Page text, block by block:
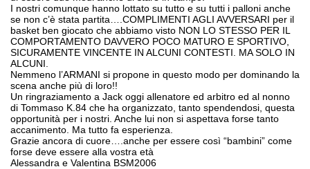
I nostri comunque hanno lottato su tutto e su tutti i palloni anche
se non c’è stata partita….COMPLIMENTI AGLI AVVERSARI per il
basket ben giocato che abbiamo visto NON LO STESSO PER IL
COMPORTAMENTO DAVVERO POCO MATURO E SPORTIVO,
SICURAMENTE VINCENTE IN ALCUNI CONTESTI. MA SOLO IN
ALCUNI.
Nemmeno l’ARMANI si propone in questo modo per dominando la
scena anche più di loro!!
Un ringraziamento a Jack oggi allenatore ed arbitro ed al nonno
di Tommaso K.84 che ha organizzato, tanto spendendosi, questa
opportunità per i nostri. Anche lui non si aspettava forse tanto
accanimento. Ma tutto fa esperienza.
Grazie ancora di cuore….anche per essere così “bambini” come
forse deve essere alla vostra età
Alessandra e Valentina BSM2006